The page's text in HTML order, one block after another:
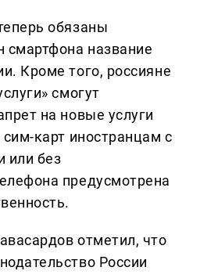
обязаны
смартфона название
Кроме того, россияне
смогут
на новые услуги
карт иностранцам с
без
предусмотрена
отметил, что
России